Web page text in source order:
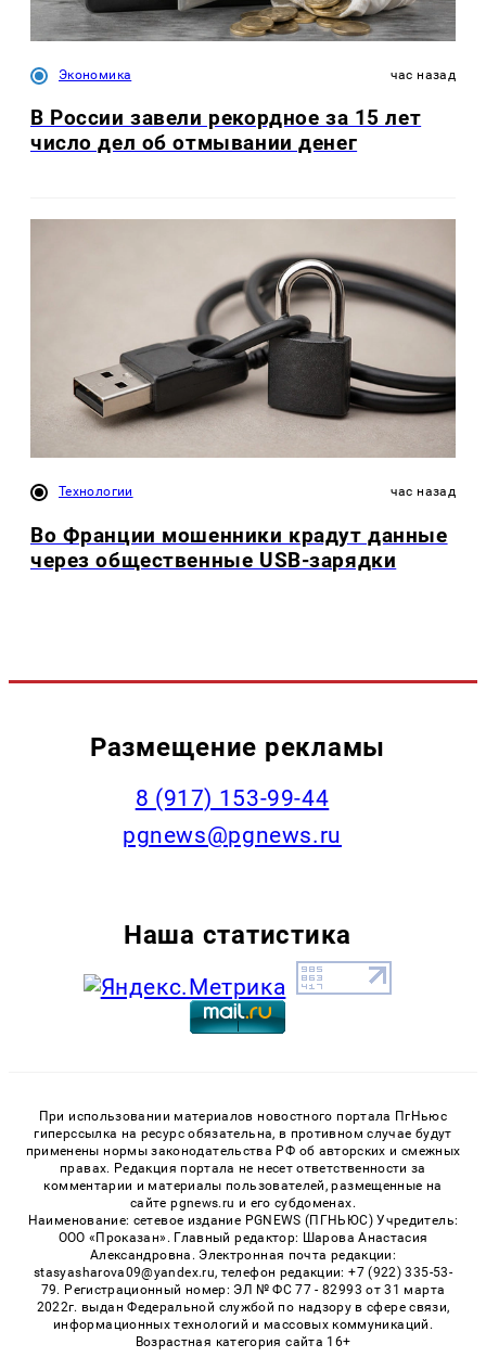
Экономика час назад
В России завели рекордное за 15 лет
число дел об отмывании денег
Технологии час назад
Во Франции мошенники крадут данные
через общественные USB-зарядки
Размещение рекламы
‭8 (917) 153-99-44
pgnews@pgnews.ru
Наша статистика
При использовании материалов новостного портала ПгНьюс
гиперссылка на ресурс обязательна, в противном случае будут
применены нормы законодательства РФ об авторских и смежных
правах. Редакция портала не несет ответственности за
комментарии и материалы пользователей, размещенные на
сайте pgnews.ru и его субдоменах.
Наименование: сетевое издание PGNEWS (ПГНЬЮС) Учредитель:
ООО «Проказан». Главный редактор: Шарова Анастасия
Александровна. Электронная почта редакции:
stasyasharova09@yandex.ru, телефон редакции: +7 (922) 335-53-
79. Регистрационный номер: ЭЛ № ФС 77 - 82993 от 31 марта
2022г. выдан Федеральной службой по надзору в сфере связи,
информационных технологий и массовых коммуникаций.
Возрастная категория сайта 16+